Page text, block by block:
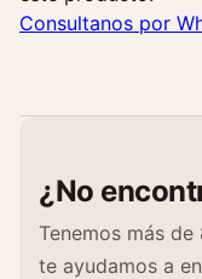
Consultanos por
¿No
Tenemos más
te ayudamos a